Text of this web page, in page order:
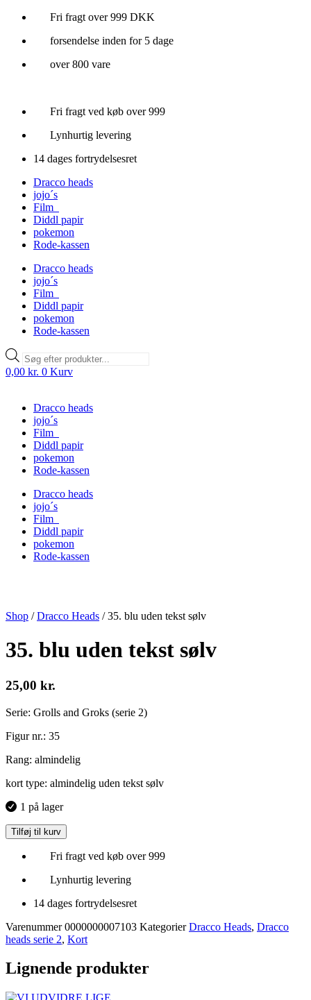
Videre
indhold
Fri fragt over 999 DKK
forsendelse inden for 5 dage
over 800 vare
Fri fragt ved køb over 999
Lynhurtig levering
14 dages fortrydelsesret
Dracco heads
jojo´s
Film
Diddl papir
pokemon
Rode-kassen
Dracco heads
jojo´s
Film
Diddl papir
pokemon
Rode-kassen
Products
search
0,00 kr. 0 Kurv
Dracco heads
jojo´s
Film
Diddl papir
pokemon
Rode-kassen
Dracco heads
jojo´s
Film
Diddl papir
pokemon
Rode-kassen
Shop /Dracco Heads /35. blu uden tekst sølv
35. blu uden tekst sølv
25,00 kr.
Serie: Grolls and Groks (serie 2)
Figur nr.: 35
Rang: almindelig
kort type: almindelig uden tekst sølv
1 på lager
Tilføj til kurv
Fri fragt ved køb over 999
Lynhurtig levering
14 dages fortrydelsesret
Varenummer0000000007103 Kategorier Dracco Heads, Dracco
heads serie 2, Kort
Lignende produkter